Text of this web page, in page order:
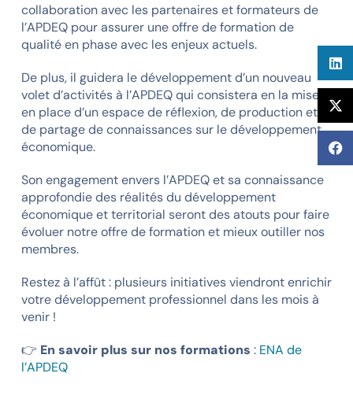
collaboration avec les partenaires et formateurs de
l’APDEQ pour assurer une offre de formation de
qualité en phase avec les enjeux actuels.
De plus, il guidera le développement d’un nouveau
volet d’activités à l’APDEQ qui consistera en la mise
en place d’un espace de réflexion, de production et
de partage de connaissances sur le développement
économique.
Son engagement envers l’APDEQ et sa connaissance
approfondie des réalités du développement
économique et territorial seront des atouts pour faire
évoluer notre offre de formation et mieux outiller nos
membres.
Restez à l’affût : plusieurs initiatives viendront enrichir
votre développement professionnel dans les mois à
venir !
👉 En savoir plus sur nos formations : ENA de
l’APDEQ